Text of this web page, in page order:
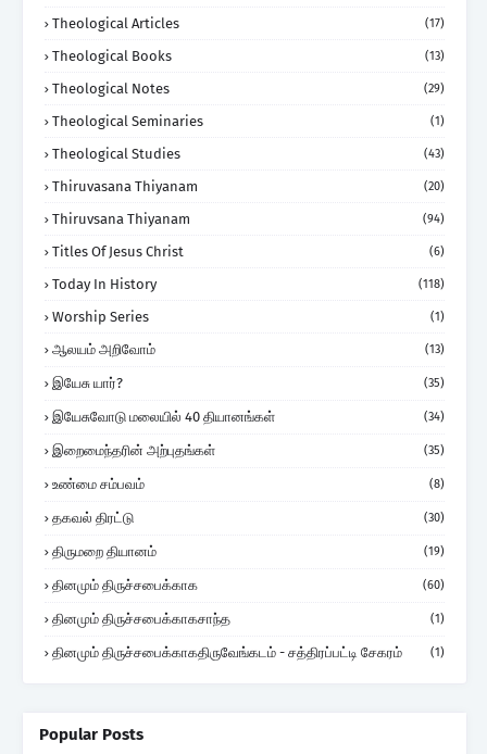
Theological Articles (17)
Theological Books (13)
Theological Notes (29)
Theological Seminaries (1)
Theological Studies (43)
Thiruvasana Thiyanam (20)
Thiruvsana Thiyanam (94)
Titles Of Jesus Christ (6)
Today In History (118)
Worship Series (1)
ஆலயம் அறிவோம் (13)
இயேசு யார்? (35)
இயேசுவோடு மலையில் 40 தியானங்கள் (34)
இறைமைந்தரின் அற்புதங்கள் (35)
உண்மை சம்பவம் (8)
தகவல் திரட்டு (30)
திருமறை தியானம் (19)
தினமும் திருச்சபைக்காக (60)
தினமும் திருச்சபைக்காகசாந்த (1)
தினமும் திருச்சபைக்காகதிருவேங்கடம் - சத்திரப்பட்டி சேகரம் (1)
Popular Posts